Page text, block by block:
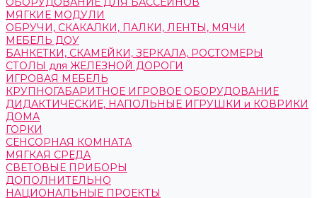
МЯГКИЕ МОДУЛИ
ОБРУЧИ, СКАКАЛКИ, ПАЛКИ, ЛЕНТЫ, МЯЧИ
МЕБЕЛЬ ДОУ
БАНКЕТКИ, СКАМЕЙКИ, ЗЕРКАЛА, РОСТОМЕРЫ
СТОЛЫ для ЖЕЛЕЗНОЙ ДОРОГИ
ИГРОВАЯ МЕБЕЛЬ
КРУПНОГАБАРИТНОЕ ИГРОВОЕ ОБОРУДОВАНИЕ
ДИДАКТИЧЕСКИЕ, НАПОЛЬНЫЕ ИГРУШКИ и КОВРИКИ
ДОМА
ГОРКИ
СЕНСОРНАЯ КОМНАТА
МЯГКАЯ СРЕДА
СВЕТОВЫЕ ПРИБОРЫ
ДОПОЛНИТЕЛЬНО
НАЦИОНАЛЬНЫЕ ПРОЕКТЫ